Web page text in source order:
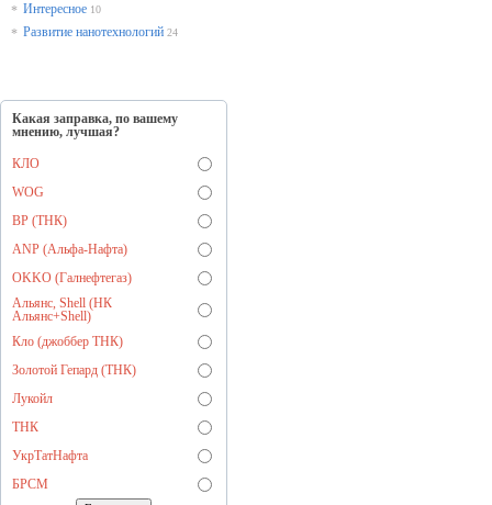
* Интересное 10
* Развитие нанотехнологий 24
Какая заправка, по вашему
мнению, лучшая?
КЛО
WOG
BP (ТНК)
ANP (Альфа-Нафта)
OKKO (Галнефтегаз)
Альянс, Shell (НК
Альянс+Shell)
Кло (джоббер ТНК)
Золотой Гепард (ТНК)
Лукойл
ТНК
УкрТатНафта
БРСМ